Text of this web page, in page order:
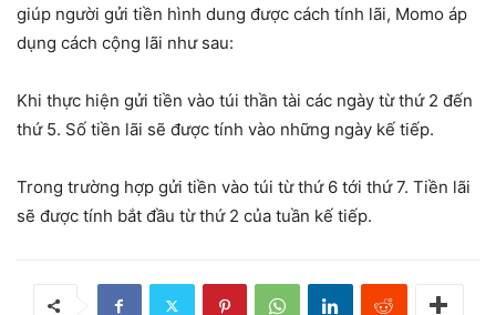
giúp người gửi tiền hình dung được cách tính lãi, Momo áp
dụng cách cộng lãi như sau:
Khi thực hiện gửi tiền vào túi thần tài các ngày từ thứ 2 đến
thứ 5. Số tiền lãi sẽ được tính vào những ngày kế tiếp.
Trong trường hợp gửi tiền vào túi từ thứ 6 tới thứ 7. Tiền lãi
sẽ được tính bắt đầu từ thứ 2 của tuần kế tiếp.